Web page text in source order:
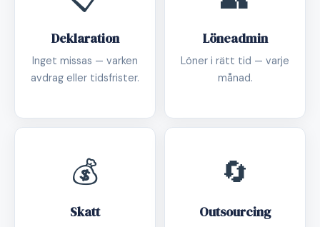
Deklaration
Inget missas — varken
avdrag eller tidsfrister.
Löneadmin
Löner i rätt tid — varje
månad.
💰
Skatt
🔄
Outsourcing